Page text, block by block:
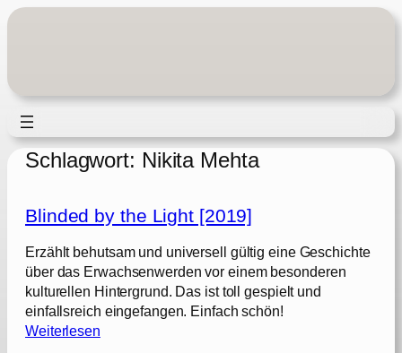
Zum
Schlagwort: Nikita Mehta
Blinded by the Light [2019]
Erzählt behutsam und universell gültig eine Geschichte
über das Erwachsenwerden vor einem besonderen
kulturellen Hintergrund. Das ist toll gespielt und
einfallsreich eingefangen. Einfach schön!
Weiterlesen: